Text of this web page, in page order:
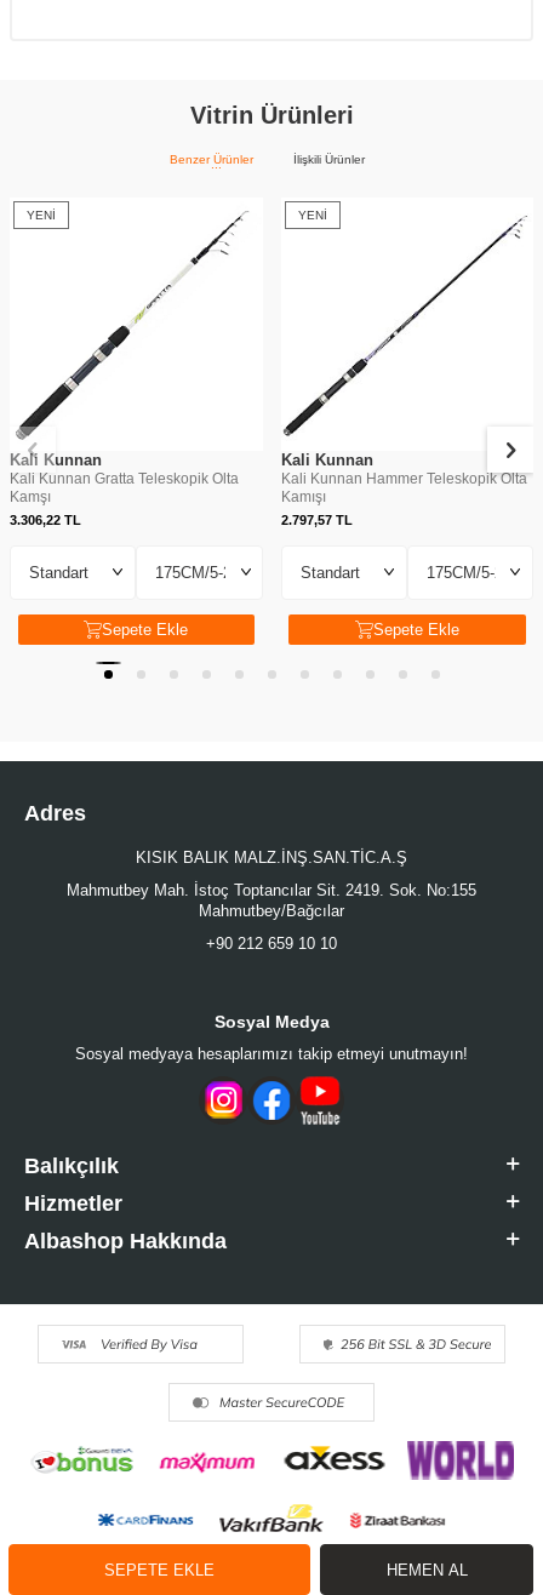
SEPETE EKLE HEMEN AL
Vitrin Ürünleri
Benzer Ürünler İlişkili Ürünler
YENI
Kali Kunnan
Kali Kunnan Gratta Teleskopik Olta
Kamşı
3.306,22 TL
Sepete Ekle
YENI
Kali Kunnan
Kali Kunnan Hammer Teleskopik Olta
Kamışı
2.797,57TL
Sepete Ekle
Adres
KISIK BALIK MALZ.İNŞ.SAN.TİC.A.Ş
Mahmutbey Mah. İstoç Toptancılar Sit. 2419. Sok. No:155
Mahmutbey/Bağcılar
+90 212 659 10 10
Sosyal Medya
Sosyal medyaya hesaplarımızı takip etmeyi unutmayın!
Balıkçılık
Hizmetler
Albashop Hakkında
T -Soft E-Ticaret Sistemleriyle Hazırlanmıştır.